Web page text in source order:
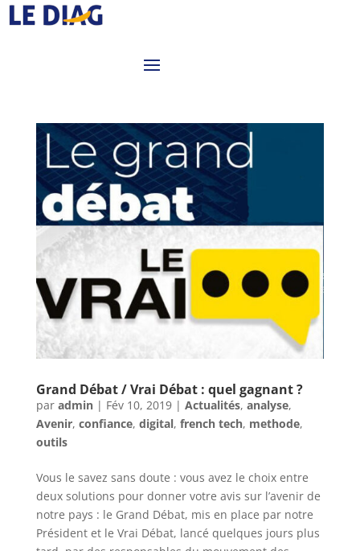
Grand Débat / Vrai Débat : quel gagnant ?
par admin| Fév 10, 2019| Actualités, analyse,
Avenir, confiance, digital, french tech, methode,
outils
Vous le savez sans doute : vous avez le choix entre
deux solutions pour donner votre avis sur l’avenir de
notre pays : le Grand Débat, mis en place par notre
Président et le Vrai Débat, lancé quelques jours plus